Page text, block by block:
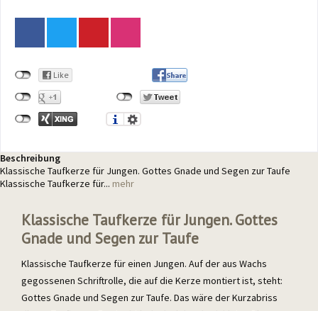
Beschreibung
Klassische Taufkerze für Jungen. Gottes Gnade und Segen zur Taufe
Klassische Taufkerze für... mehr
Klassische Taufkerze für Jungen. Gottes
Gnade und Segen zur Taufe
Klassische Taufkerze für einen Jungen. Auf der aus Wachs
gegossenen Schriftrolle, die auf die Kerze montiert ist, steht:
Gottes Gnade und Segen zur Taufe. Das wäre der Kurzabriss